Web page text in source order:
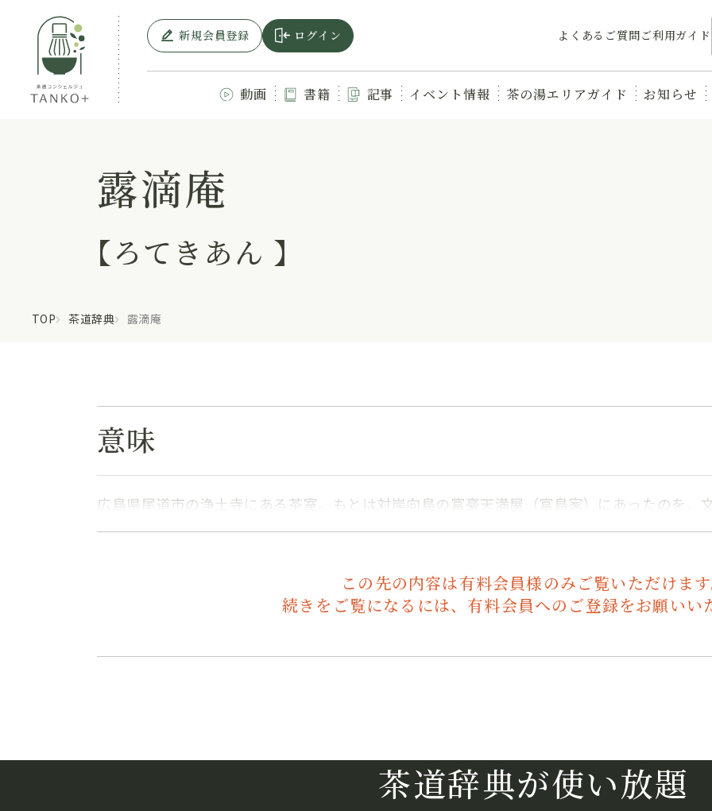
新規会員登録 ログイン よくあるご質問ご利用ガイド
動画 書籍 記事 イベント情報 茶の湯エリアガイド お知らせ
露滴庵
【ろてきあん 】
TOP 茶道辞典 露滴庵
意味
広島県尾道市の浄土寺にある茶室。もとは対岸向島の富豪天満屋（富島家）にあったのを
この先の内容は有料会員様のみご覧いただけま
続きをご覧になるには、有料会員へのご登録をお願いい
茶道辞典が使い放題